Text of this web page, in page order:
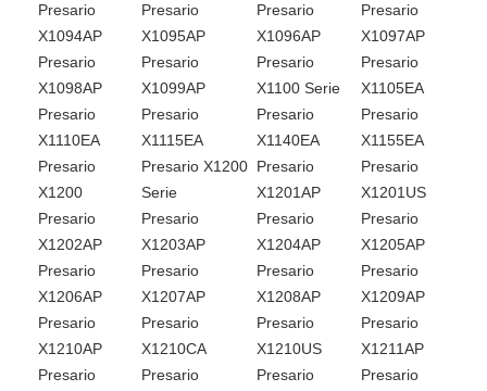
Presario
X1094AP
Presario
X1095AP
Presario
X1096AP
Presario
X1097AP
Presario
X1098AP
Presario
X1099AP
Presario
X1100 Serie
Presario
X1105EA
Presario
X1110EA
Presario
X1115EA
Presario
X1140EA
Presario
X1155EA
Presario
X1200
Presario X1200
Serie
Presario
X1201AP
Presario
X1201US
Presario
X1202AP
Presario
X1203AP
Presario
X1204AP
Presario
X1205AP
Presario
X1206AP
Presario
X1207AP
Presario
X1208AP
Presario
X1209AP
Presario
X1210AP
Presario
X1210CA
Presario
X1210US
Presario
X1211AP
Presario
Presario
Presario
Presario